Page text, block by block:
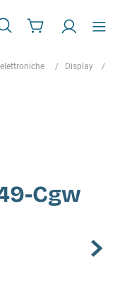
Display
Cgw